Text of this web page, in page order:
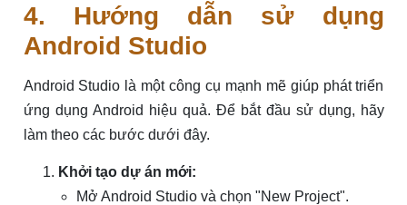
4. Hướng dẫn sử dụng
Android Studio
Android Studio là một công cụ mạnh mẽ giúp phát triển
ứng dụng Android hiệu quả. Để bắt đầu sử dụng, hãy
làm theo các bước dưới đây.
Khởi tạo dự án mới:
Mở Android Studio và chọn "New Project".